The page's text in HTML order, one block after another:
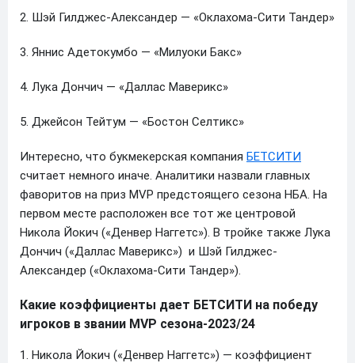
2. Шэй Гилджес-Александер — «Оклахома-Сити Тандер»
3. Яннис Адетокумбо — «Милуоки Бакс»
4. Лука Дончич — «Даллас Маверикс»
5. Джейсон Тейтум — «Бостон Селтикс»
Интересно, что букмекерская компания БЕТСИТИ
считает немного иначе. Аналитики назвали главных
фаворитов на приз MVP предстоящего сезона НБА. На
первом месте расположен все тот же центровой
Никола Йокич («Денвер Наггетс»). В тройке также Лука
Дончич («Даллас Маверикс») и Шэй Гилджес-
Александер («Оклахома-Сити Тандер»).
Какие коэффициенты дает БЕТСИТИ на победу
игроков в звании MVP сезона-2023/24
1. Никола Йокич («Денвер Наггетс») — коэффициент